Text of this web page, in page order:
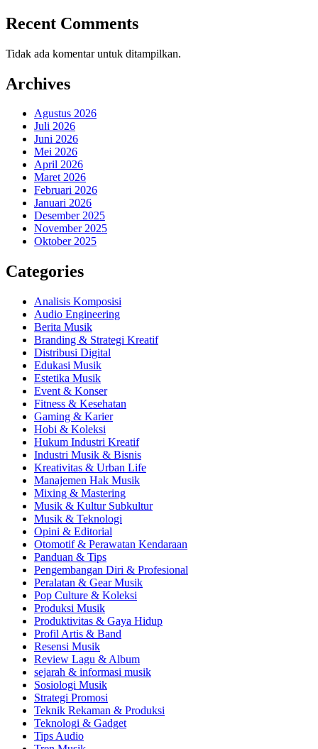
Recent Comments
Tidak ada komentar untuk ditampilkan.
Archives
Agustus 2026
Juli 2026
Juni 2026
Mei 2026
April 2026
Maret 2026
Februari 2026
Januari 2026
Desember 2025
November 2025
Oktober 2025
Categories
Analisis Komposisi
Audio Engineering
Berita Musik
Branding & Strategi Kreatif
Distribusi Digital
Edukasi Musik
Estetika Musik
Event & Konser
Fitness & Kesehatan
Gaming & Karier
Hobi & Koleksi
Hukum Industri Kreatif
Industri Musik & Bisnis
Kreativitas & Urban Life
Manajemen Hak Musik
Mixing & Mastering
Musik & Kultur Subkultur
Musik & Teknologi
Opini & Editorial
Otomotif & Perawatan Kendaraan
Panduan & Tips
Pengembangan Diri & Profesional
Peralatan & Gear Musik
Pop Culture & Koleksi
Produksi Musik
Produktivitas & Gaya Hidup
Profil Artis & Band
Resensi Musik
Review Lagu & Album
sejarah & informasi musik
Sosiologi Musik
Strategi Promosi
Teknik Rekaman & Produksi
Teknologi & Gadget
Tips Audio